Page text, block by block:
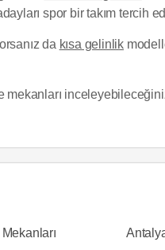
spor bir takım tercih
da kısa gelinlik
mekanları